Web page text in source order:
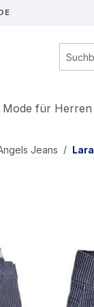
Mode für Herren
Jeans / Lara